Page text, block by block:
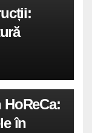
în